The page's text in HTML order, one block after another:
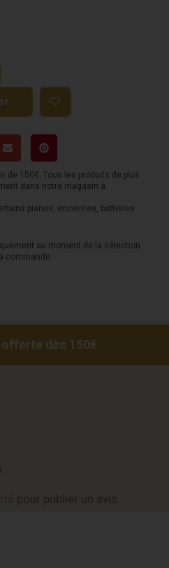
de 150€. Tous les produits de plus
dans notre magasin à
pianos, enceintes, batteries
au moment de la sélection
commande.
dès 150€